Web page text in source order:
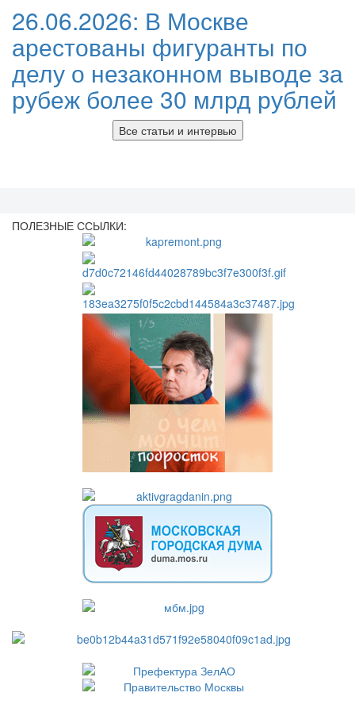
26.06.2026: В Москве
арестованы фигуранты по
делу о незаконном выводе за
рубеж более 30 млрд рублей
Все статьи и интервью
ПОЛЕЗНЫЕ ССЫЛКИ: